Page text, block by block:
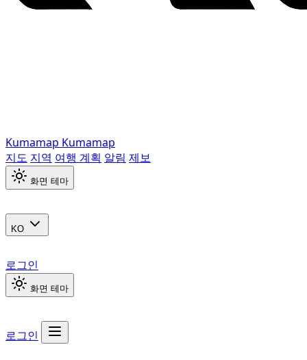
Kumamap Kumamap
지도 지역 여행 계획 알림 제보
화면 테마
KO
로그인
화면 테마
로그인